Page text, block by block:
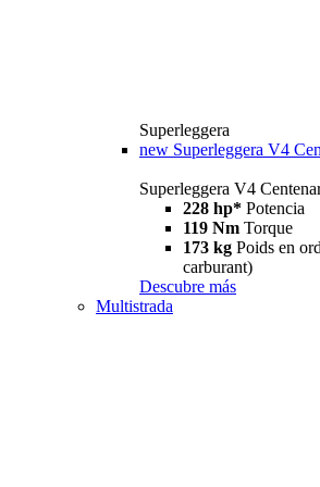
Superleggera
new Superleggera V4
Superleggera V4
228 hp* Potencia
119 Nm Torque
173 kg Poids en
carburant)
Descubre más
Multistrada